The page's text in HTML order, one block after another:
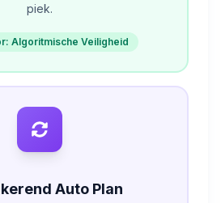
piek.
Algoritmische Veiligheid
Auto Plan